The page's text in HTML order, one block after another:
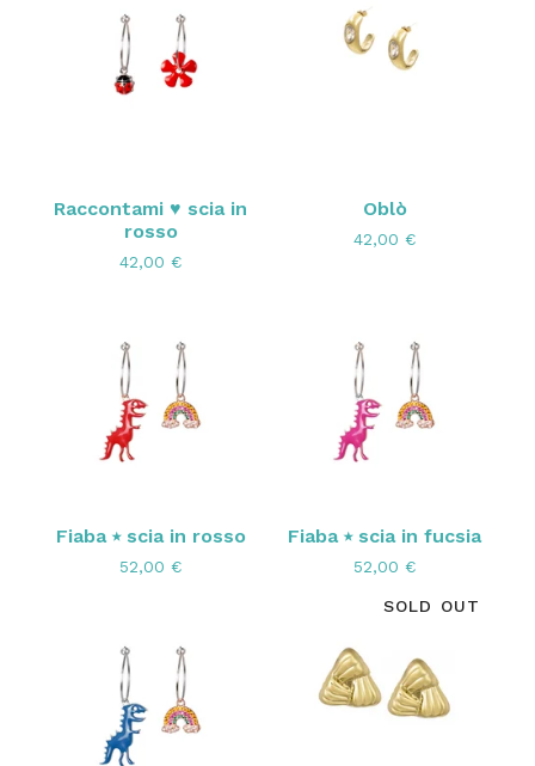
Raccontami ♥ scia in
rosso
42,00 €
Oblò
42,00 €
Fiaba ⭑ scia in rosso
52,00 €
Fiaba ⭑ scia in fucsia
52,00 €
SOLD OUT